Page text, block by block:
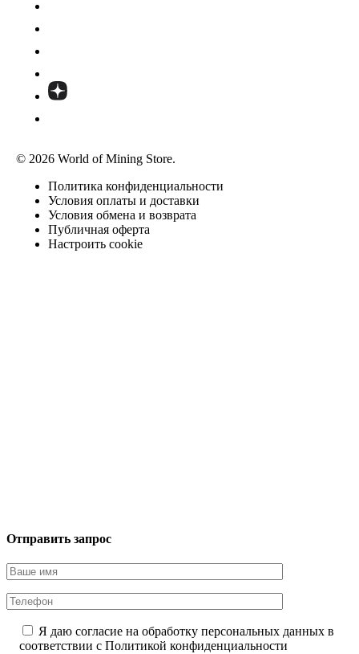
© 2026 World of Mining Store.
Политика конфиденциальности
Условия оплаты и доставки
Условия обмена и возврата
Публичная оферта
Настроить cookie
Отправить запрос
Я даю согласие на обработку персональных данных в
соответствии с Политикой конфиденциальности